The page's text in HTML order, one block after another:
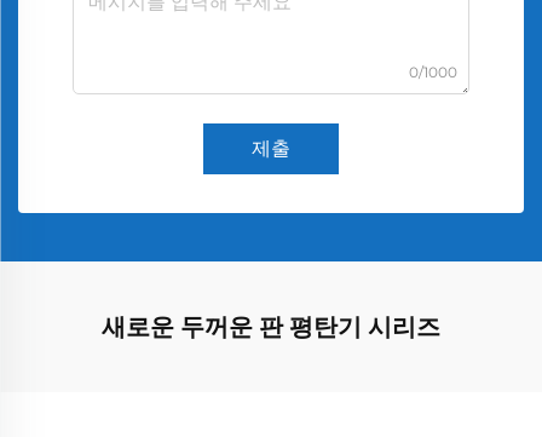
0/1000
제출
새로운 두꺼운 판 평탄기 시리즈